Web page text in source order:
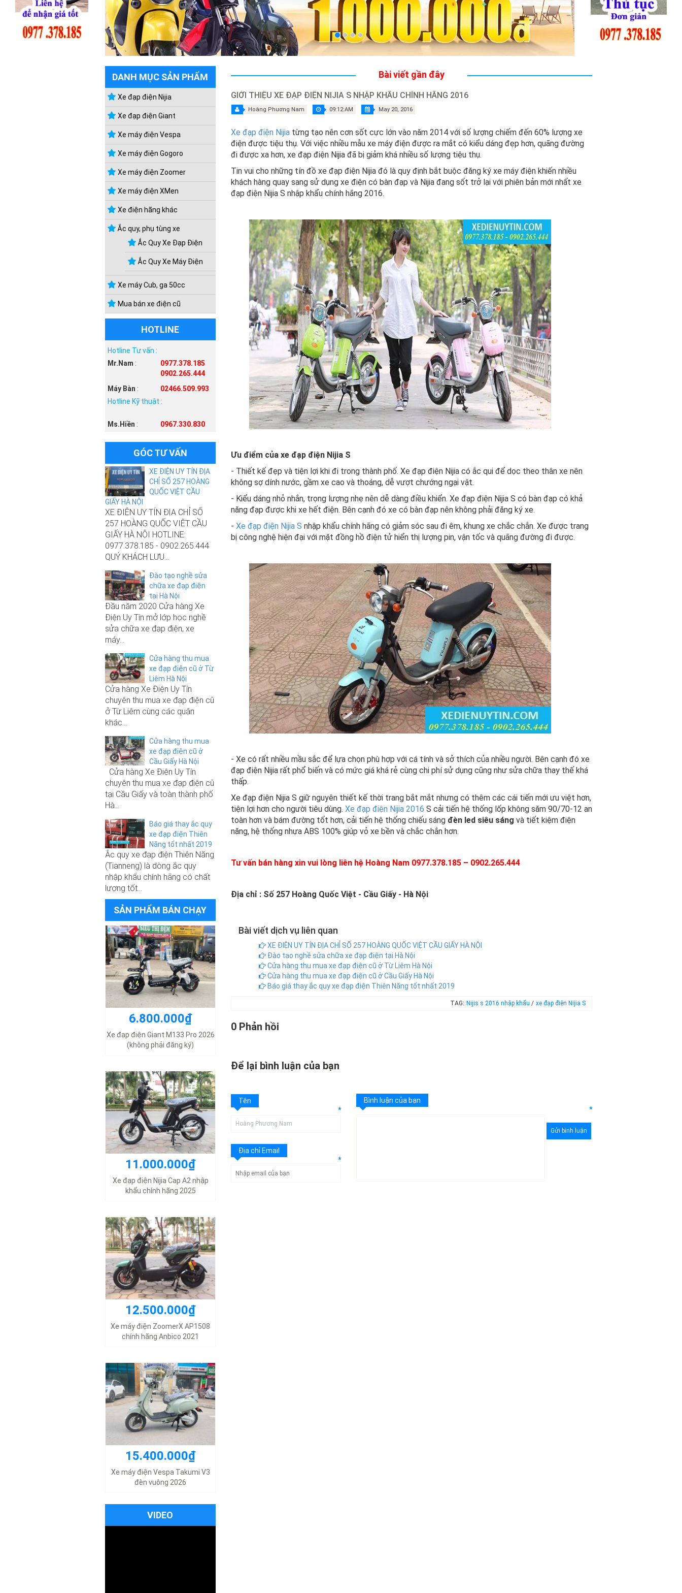
DANH MỤC SẢN PHẨM
Xe đạp điện Nijia
Xe đạp điện Giant
Xe máy điện Vespa
Xe máy điện Gogoro
Xe máy điện Zoomer
Xe máy điện XMen
Xe điện hãng khác
Ắc quy, phụ tùng xe
Ắc Quy Xe Đạp Điện
Ắc Quy Xe Máy Điện
Xe máy Cub, ga 50cc
Mua bán xe điện cũ
HOTLINE
Hotline Tư vấn :
Mr.Nam :
0977.378.185
0902.265.444
Máy Bàn :
02466.509.993
Hotline Kỹ thuật :
Ms.Hiền : 0967.330.830
GÓC TƯ VẤN
XE ĐIỆN UY TÍN ĐỊA
CHỈ SỐ 257 HOÀNG
QUỐC VIỆT CẦU
GIẤY HÀ NỘI
XE ĐIỆN UY TÍN ĐỊA CHỈ SỐ
257 HOÀNG QUỐC VIỆT CẦU
GIẤY HÀ NỘI HOTLINE:
0977.378.185 - 0902.265.444
QUÝ KHÁCH LƯU...
Đào tạo nghề sửa
chữa xe đạp điện
tại Hà Nội
Đầu năm 2020 Cửa hàng Xe
Điện Uy Tín mở lớp học nghề
sửa chữa xe đạp điện, xe
máy...
Cửa hàng thu mua
xe đạp điện cũ ở Từ
Liêm Hà Nội
Cửa hàng Xe Điện Uy Tín
chuyên thu mua xe đạp điện cũ
ở Từ Liêm cùng các quận
khác...
Cửa hàng thu mua
xe đạp điện cũ ở
Cầu Giấy Hà Nội
Cửa hàng Xe Điện Uy Tín
chuyên thu mua xe đạp điện cũ
tại Cầu Giấy và toàn thành phố
Hà...
Báo giá thay ắc quy
xe đạp điện Thiên
Năng tốt nhất 2019
Ắc quy xe đạp điện Thiên Năng
(Tianneng) là dòng ắc quy
nhập khẩu chính hãng có chất
lượng tốt...
SẢN PHẨM BÁN CHẠY
10.500.000₫
Xe đạp điện Nijia Plus nhập khẩu
9.000.000₫
Xe đạp điện M133 S3 Pro chính
hãng Before All 2021
9.000.000₫
Xe đạp điện M133 S3 Pro chính
hãng Before All 2021
250.000₫
Sạc xe đạp điện 48V-12A
250.000₫
Sạc xe đạp điện 48V-12A
6.500.000₫
Xe đạp điện Giant 133 Sport 2026
(không phải đăng ký)
Xe đạp điện Giant 133 Sport 2026
(không phải đăng ký)
6.800.000₫
Xe đạp điện Giant M133 Pro 2026
(không phải đăng ký)
6.800.000₫
Xe đạp điện Giant M133 Pro 2026
(không phải đăng ký)
11.000.000₫
Xe đạp điện Nijia Cap A2 nhập
khẩu chính hãng 2025
11.000.000₫
khẩu chính hãng 2025
12.500.000₫
Xe máy điện ZoomerX AP1508
chính hãng Anbico 2021
12.500.000₫
chính hãng Anbico 2021
15.400.000₫
Xe máy điện Vespa Takumi V3
đèn vuông 2026
15.400.000₫
đèn vuông 2026
14.500.000₫
chính hãng mới 2020
VIDEO
Bài viết gần đây
GIỚI THIỆU XE ĐẠP ĐIỆN NIJIA S NHẬP KHẨU CHÍNH HÃNG 2016
Hoàng Phương Nam 09:12:AM May 20, 2016
Xe đạp điện Nijiatừng tạo nên cơn sốt cực lớn vào năm 2014 với số lượng chiếm đến 60% lượng xe
điện được tiệu thụ. Với việc nhiều mẫu xe máy điện được ra mắt có kiểu dáng đẹp hơn, quãng đường
đi được xa hơn, xe đạp điện Nijia đã bị giảm khá nhiều số lượng tiệu thụ.
Tin vui cho những tín đồ xe đạp điện Nijia đó là quy định bắt buộc đăng ký xe máy điện khiến nhiều
khách hàng quay sang sử dụng xe điện có bàn đạp và Nijia đang sốt trở lại với phiên bản mới nhất xe
đạp điện Nijia S nhập khẩu chính hãng 2016.
Ưu điểm của xe đạp điện Nijia S
- Thiết kế đẹp và tiện lợi khi đi trong thành phố. Xe đạp điện Nijia có ắc qui để dọc theo thân xe nên
không sợ dính nước, gầm xe cao và thoáng, dễ vượt chướng ngại vật.
- Kiểu dáng nhỏ nhắn, trọng lượng nhẹ nên dễ dàng điều khiển. Xe đạp điện Nijia S có bàn đạp có khả
năng đạp được khi xe hết điện. Bên cạnh đó xe có bàn đạp nên không phải đăng ký xe.
- Xe đạp điện Nijia S nhập khẩu chính hãng có giảm sóc sau đi êm, khung xe chắc chắn. Xe được trang
bị công nghệ hiện đại với mặt đồng hồ điện tử hiển thị lượng pin, vận tốc và quãng đường đi được.
- Xe có rất nhiều mầu sắc để lựa chọn phù hợp với cá tính và sở thích của nhiều người. Bên cạnh đó xe
đạp điện Nijia rất phổ biến và có mức giá khá rẻ cùng chi phí sử dụng cũng như sửa chữa thay thế khá
thấp.
Xe đạp điện Nijia S giữ nguyên thiết kế thời trang bắt mắt nhưng có thêm các cái tiến mới ưu việt hơn,
tiện lợi hơn cho người tiêu dùng. Xe đạp điện Nijia 2016 S cải tiến hệ thống lốp không săm 90/70-12 an
toàn hơn và bám đường tốt hơn, cải tiến hệ thống chiếu sáng đèn led siêu sáng và tiết kiệm điện
năng, hệ thống nhựa ABS 100% giúp vỏ xe bền và chắc chắn hơn.
Tư vấn bán hàng xin vui lòng liên hệ Hoàng Nam 0977.378.185 – 0902.265.444
Địa chỉ : Số 257 Hoàng Quốc Việt - Cầu Giấy - Hà Nội
Bài viết dịch vụ liên quan
XE ĐIỆN UY TÍN ĐỊA CHỈ SỐ 257 HOÀNG QUỐC VIỆT CẦU GIẤY HÀ NỘI
Đào tạo nghề sửa chữa xe đạp điện tại Hà Nội
Cửa hàng thu mua xe đạp điện cũ ở Từ Liêm Hà Nội
Cửa hàng thu mua xe đạp điện cũ ở Cầu Giấy Hà Nội
Báo giá thay ắc quy xe đạp điện Thiên Năng tốt nhất 2019
TAG: Nijis s 2016 nhập khẩu / xe đạp điện Nijia S
0 Phản hồi
Để lại bình luận của bạn
Tên
*
Địa chỉ Email
*
Bình luận của bạn
*